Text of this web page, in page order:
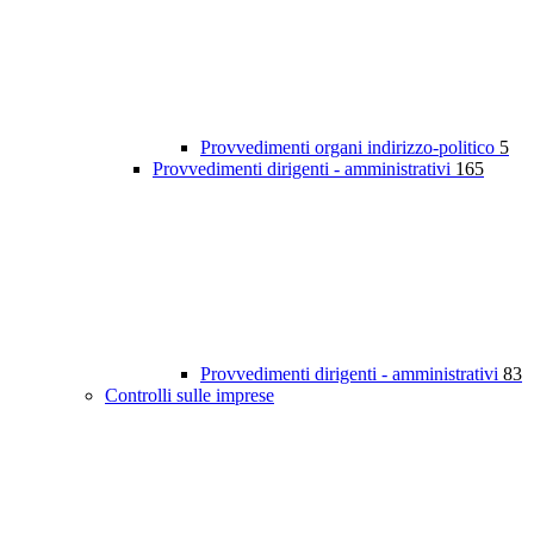
Provvedimenti organi indirizzo-politico 5
Provvedimenti dirigenti - amministrativi 165
Provvedimenti dirigenti - amministrativi 83
Controlli sulle imprese